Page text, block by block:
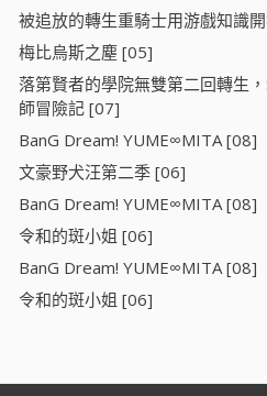
被追放的轉生重騎士用游戲知識
梅比烏斯之塵 [05]
落第賢者的學院無雙第二回轉生
師冒險記 [07]
BanG Dream! YUME∞MITA [08]
文豪野犬汪第二季 [06]
BanG Dream! YUME∞MITA [08]
令和的斑小姐 [06]
BanG Dream! YUME∞MITA [08]
令和的斑小姐 [06]